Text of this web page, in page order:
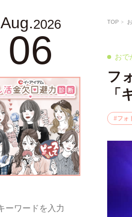
Aug.2026
06
TOP
おで
フ
「
フォ